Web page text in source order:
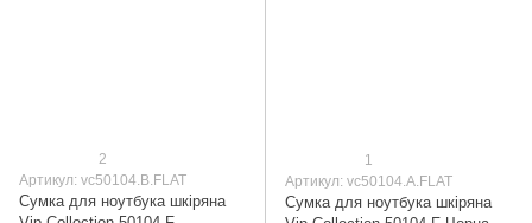
2
Артикул: vc50104.B.FLAT
Сумка для ноутбука шкіряна
1
Артикул: vc50104.A.FLAT
Сумка для ноутбука шкіряна